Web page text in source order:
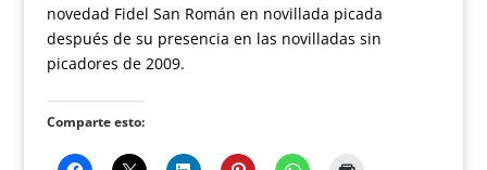
novedad Fidel San Román en novillada picada
después de su presencia en las novilladas sin
picadores de 2009.
Comparte esto: